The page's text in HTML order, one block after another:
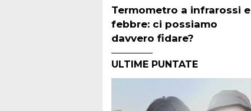
Termometro a infrarossi e
febbre: ci possiamo
davvero fidare?
ULTIME PUNTATE